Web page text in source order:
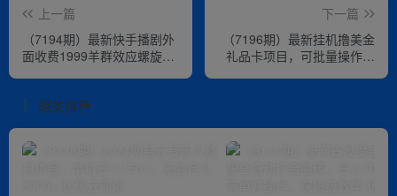
上一篇
（7194期）最新快手播剧外
面收费1999羊群效应螺旋起
下一篇
（7196期）最新挂机撸美金
礼品卡项目，可批量操作，
相关推荐